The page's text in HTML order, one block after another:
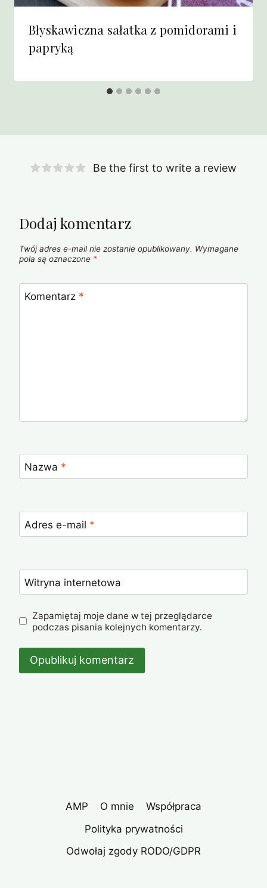
Błyskawiczna sałatka z pomidorami i
papryką
Be the first to write a review
Dodaj komentarz
Twój adres e-mail nie zostanie opublikowany. Wymagane
pola są oznaczone *
Komentarz *
Nazwa *
Adres e-mail *
Witryna internetowa
Zapamiętaj moje dane w tej przeglądarce
podczas pisania kolejnych komentarzy.
AMP O mnie
Współpraca
Polityka prywatności
Odwołaj zgody RODO/GDPR